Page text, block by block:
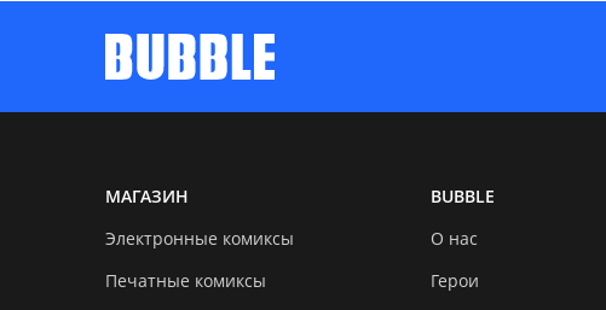
МАГАЗИН
Электронные комиксы
Печатные комиксы
BUBBLE
О нас
Герои